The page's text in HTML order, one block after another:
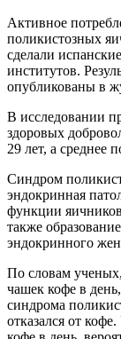
Активное
поликистозных
сделали
институтов.
опубликованы в
В исследовании
здоровых
29 лет, а среднее
Синдром
эндокринная
функции
также
эндокринного
По словам
чашек кофе в
синдрома
отказался от